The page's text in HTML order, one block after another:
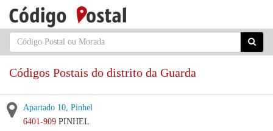
Códigos Postais do distrito da Guarda
Apartado 10, Pinhel
6401-909 PINHEL